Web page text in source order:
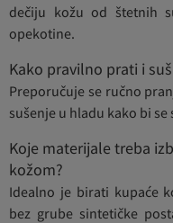
dečiju kožu od štetnih
opekotine.
Kako pravilno prati i
Preporučuje se ručno
sušenje u hladu kako bi
Koje materijale treba
kožom?
Idealno je birati kupaće
bez grube sintetičke